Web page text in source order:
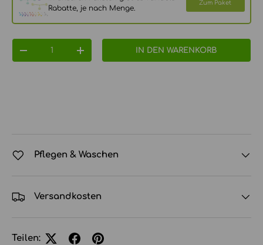
Rabatte, je nach Menge.
Zum Paket
MENGE VERRINGERNMENGE ERHÖHENIN DEN WARENKORB
Pflegen & Waschen
Versandkosten
Teilen: